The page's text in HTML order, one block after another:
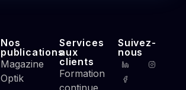
Nos
publications
Magazine
Optik
Services
aux
clients
Formation
Suivez-
nous